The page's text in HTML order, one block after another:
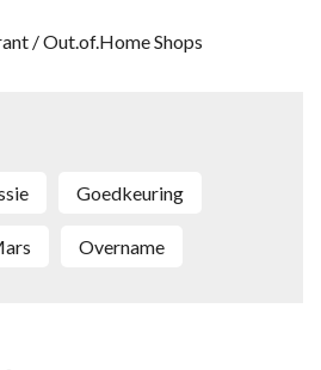
/ Out.of.Home Shops
goedkeuring
Mars overname